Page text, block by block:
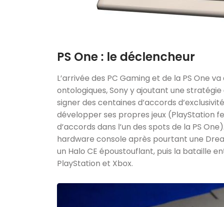
PS One : le déclencheur
L’arrivée des PC Gaming et de la PS One
ontologiques, Sony y ajoutant une
signer des centaines d’accords
développer ses propres jeux (PlayStation
d’accords dans l’un des spots de la PS
hardware console après pourtant une
un Halo CE époustouflant, puis la bataille
PlayStation et Xbox.